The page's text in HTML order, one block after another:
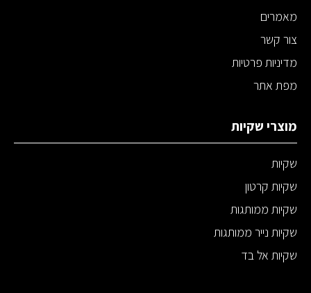
מאמרים
צור קשר
מדיניות פרטיות
מפת אתר
מוצרי שקיות
שקיות
שקיות קרטון
שקיות ממותגות
שקיות נייר ממותגות
שקיות אל בד